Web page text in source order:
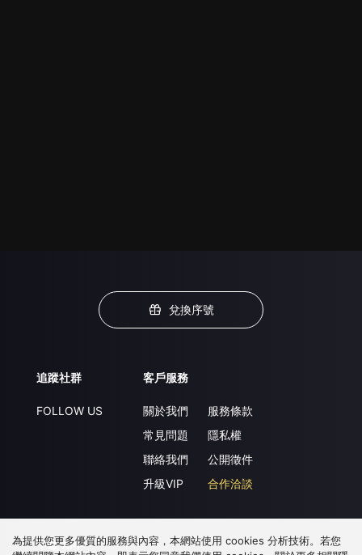
兌換序號
追蹤社群
FOLLOW US
客戶服務
關於我們
常見問題
聯絡我們
升級VIP
服務條款
隱私權
公開徵件
合作洽談
下載 APP
為提供您更多優質的服務與內容，本網站使用 cookies 分析技術。若您